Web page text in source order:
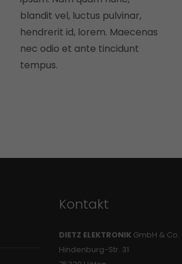
blandit vel, luctus pulvinar,
hendrerit id, lorem. Maecenas
nec odio et ante tincidunt
tempus.
Kontakt
DIETZ ELEKTRONIK GmbH & Co.
Hindenburg-Str. 31